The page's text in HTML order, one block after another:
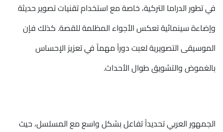
في تطور الدراما التركية، خاصة مع استخدام تقنيات تصوير حديثة
وإضاءة سينمائية تعكس الأجواء المظلمة للقصة. كذلك فإن
الموسيقى التصويرية لعبت دوراً مهماً في تعزيز الإحساس
بالغموض والتشويق طوال الأحداث.
الجمهور العربي تحديداً تفاعل بشكل واسع مع المسلسل، حيث